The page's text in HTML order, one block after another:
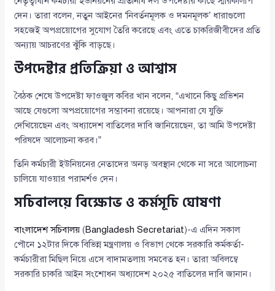
দেন। তারা বলেন, নতুন আইনের ‘নিবর্তনমূলক ও দমনমূলক’ ধারাগুলো
সহজেই অপপ্রয়োগের সুযোগ তৈরি করেছে এবং এতে চাকরিজীবীদের প্রতি
অন্যায় আচরণের ঝুঁকি বাড়ছে।
উপদেষ্টার প্রতিক্রিয়া ও আশ্বাস
বৈঠক শেষে উপদেষ্টা ফাওজুল কবির খান বলেন, “এখানে কিছু প্রভিশন
আছে যেগুলো অপপ্রয়োগের সম্ভাবনা রয়েছে। আপনারা যে যুক্তি
দেখিয়েছেন এবং অধ্যাদেশ বাতিলের দাবি জানিয়েছেন, তা আমি উপদেষ্টা
পরিষদে আলোচনা করব।”
তিনি কর্মচারী ইউনিয়নের নেতাদের অনড় অবস্থান থেকে না সরে আলোচনা
চালিয়ে যাওয়ার পরামর্শও দেন।
সচিবালয়ে বিক্ষোভ ও কর্মসূচি ঘোষণা
বাংলাদেশ সচিবালয় (Bangladesh Secretariat)-এ এদিন সকাল
পৌনে ১২টার দিকে বিভিন্ন মন্ত্রণালয় ও বিভাগ থেকে সরকারি কর্মকর্তা-
কর্মচারীরা মিছিল নিয়ে এসে বাদামতলায় সমবেত হন। তারা অবিলম্বে
সরকারি চাকরি আইন সংশোধন অধ্যাদেশ ২০২৫ বাতিলের দাবি জানান।